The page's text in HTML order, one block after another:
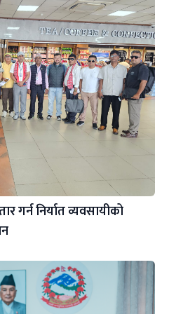
गर्न निर्यात व्यवसायीको